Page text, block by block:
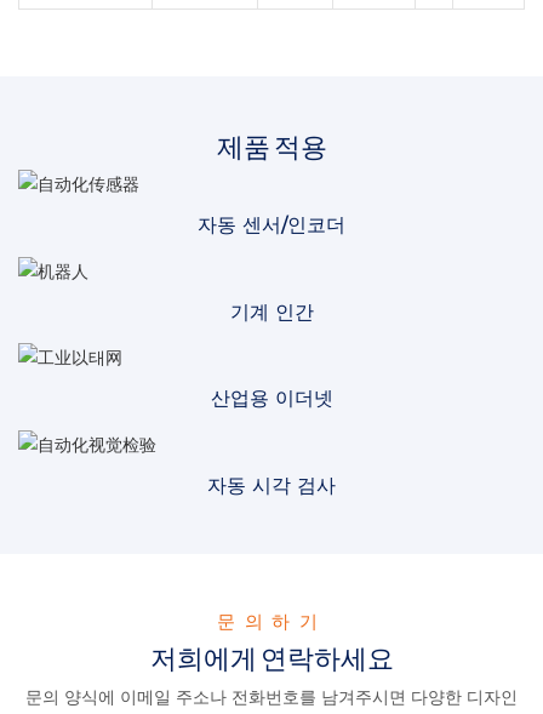
제품 적용
자동 센서/인코더
기계 인간
산업용 이더넷
자동 시각 검사
문의하기
저희에게 연락하세요
문의 양식에 이메일 주소나 전화번호를 남겨주시면 다양한 디자인